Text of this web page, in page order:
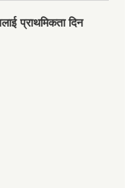
प्राथमिकता दिन